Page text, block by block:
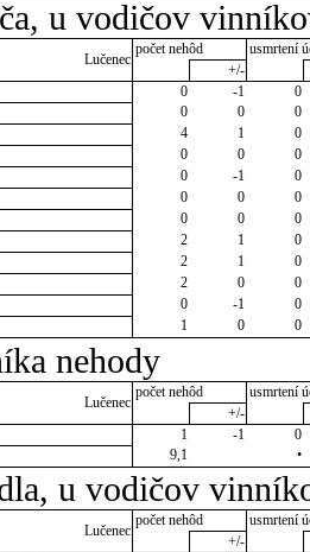
u vodičov
Lučenec
počet nehôd
usmrtení
+/-
0 -1
0
0 0
0
4 1
0
0 0
0
0 -1
0
0 0
0
0 0
0
2 1
0
2 1
0
2 0
0
0 -1
0
1 0 0
nehody
Lučenec
počet nehôd
usmrtení
+/-
1 -1
0
9,1 •
u vodičov
Lučenec
počet nehôd
usmrtení
+/-